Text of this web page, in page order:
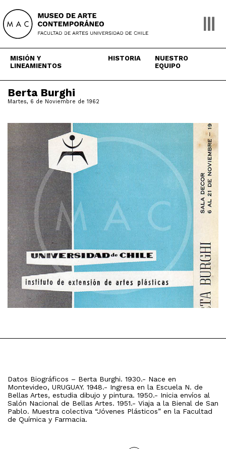
content
MISIÓN Y
LINEAMIENTOS
HISTORIA
NUESTRO
EQUIPO
Berta Burghi
Martes, 6 de Noviembre de 1962
Datos Biográficos – Berta Burghi. 1930.- Nace en
Montevideo, URUGUAY. 1948.- Ingresa en la Escuela N. de
Bellas Artes, estudia dibujo y pintura. 1950.- Inicia envíos al
Salón Nacional de Bellas Artes. 1951.- Viaja a la Bienal de San
Pablo. Muestra colectiva “Jóvenes Plásticos” en la Facultad
de Química y Farmacia.